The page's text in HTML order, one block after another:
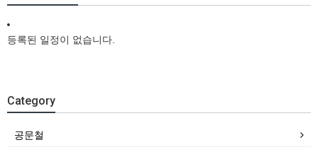
등록된 일정이 없습니다.
Category
공문철